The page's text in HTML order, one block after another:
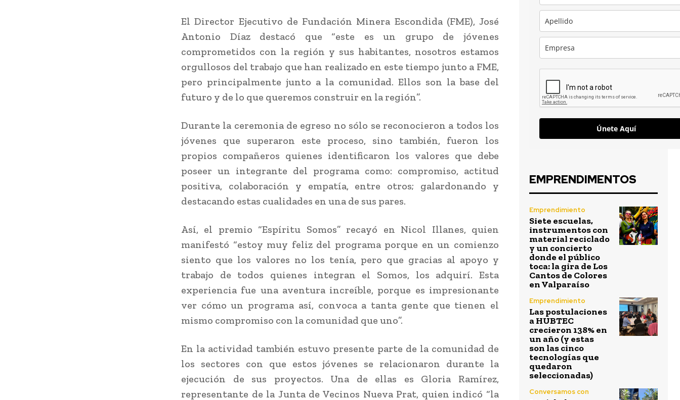
El Director Ejecutivo de Fundación Minera Escondida (FME), José
Antonio Díaz destacó que “este es un grupo de jóvenes
comprometidos con la región y sus habitantes, nosotros estamos
orgullosos del trabajo que han realizado en este tiempo junto a FME,
pero principalmente junto a la comunidad. Ellos son la base del
futuro y de lo que queremos construir en la región”.
Durante la ceremonia de egreso no sólo se reconocieron a todos los
jóvenes que superaron este proceso, sino también, fueron los
propios compañeros quienes identificaron los valores que debe
poseer un integrante del programa como: compromiso, actitud
positiva, colaboración y empatía, entre otros; galardonando y
destacando estas cualidades en una de sus pares.
Así, el premio “Espíritu Somos” recayó en Nicol Illanes, quien
manifestó “estoy muy feliz del programa porque en un comienzo
siento que los valores no los tenía, pero que gracias al apoyo y
trabajo de todos quienes integran el Somos, los adquirí. Esta
experiencia fue una aventura increíble, porque es impresionante
ver cómo un programa así, convoca a tanta gente que tienen el
mismo compromiso con la comunidad que uno”.
En la actividad también estuvo presente parte de la comunidad de
los sectores con que estos jóvenes se relacionaron durante la
ejecución de sus proyectos. Una de ellas es Gloria Ramírez,
representante de la Junta de Vecinos Nueva Prat, quien indicó “la
Únete Aquí
EMPRENDIMENTOS
Emprendimiento
Siete escuelas,
instrumentos con
material reciclado
y un concierto
donde el público
toca: la gira de Los
Cantos de Colores
en Valparaíso
Emprendimiento
Las postulaciones
a HUBTEC
crecieron 138% en
un año (y estas
son las cinco
tecnologías que
quedaron
seleccionadas)
Conversamos con